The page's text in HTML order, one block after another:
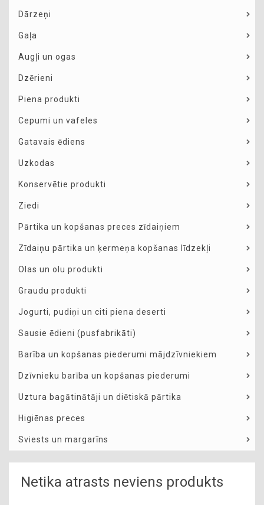
Dārzeņi
Gaļa
Augļi un ogas
Dzērieni
Piena produkti
Cepumi un vafeles
Gatavais ēdiens
Uzkodas
Konservētie produkti
Ziedi
Pārtika un kopšanas preces zīdaiņiem
Zīdaiņu pārtika un ķermeņa kopšanas līdzekļi
Olas un olu produkti
Graudu produkti
Jogurti, pudiņi un citi piena deserti
Sausie ēdieni (pusfabrikāti)
Barība un kopšanas piederumi mājdzīvniekiem
Dzīvnieku barība un kopšanas piederumi
Uztura bagātinātāji un diētiskā pārtika
Higiēnas preces
Sviests un margarīns
Netika atrasts neviens produkts